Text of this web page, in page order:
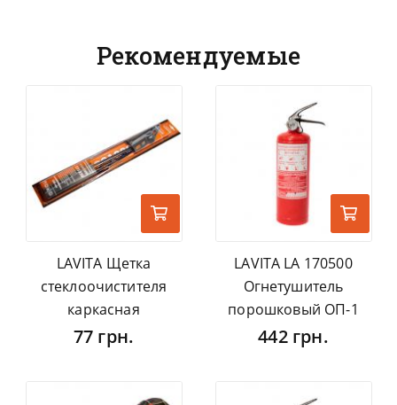
Рекомендуемые
LAVITA Щетка
стеклоочистителя
каркасная
77 грн.
LAVITA LA 170500
Огнетушитель
порошковый ОП-1
442 грн.